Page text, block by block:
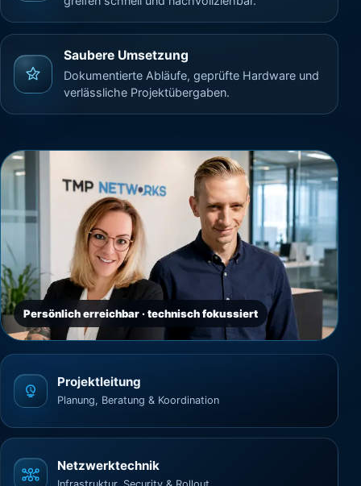
Saubere Umsetzung
Dokumentierte Abläufe, geprüfte Hardware und
verlässliche Projektübergaben.
Persönlich erreichbar · technisch fokussiert
Projektleitung
Planung, Beratung & Koordination
Netzwerktechnik